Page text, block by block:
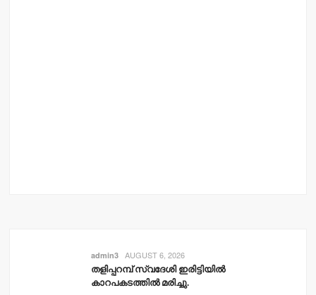
admin3 AUGUST 6, 2026
തളിപ്പറമ്പ് സ്വദേശി ഇരിട്ടിയില്‍
കാറപകടത്തില്‍ മരിച്ചു.